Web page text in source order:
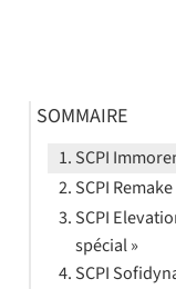
SOMMAIRE
SCPI
SCPI
SCPI
spécial »
SCPI